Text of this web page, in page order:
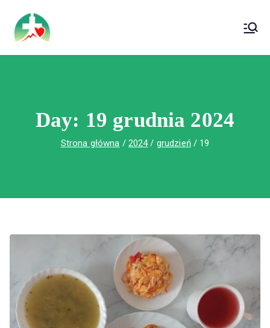
treści
Wojewódzki Szpital Specjalistyczny im.
Św. Rafała w Czerwonej Górze
Day: 19 grudnia 2024
Strona główna 2024 grudzień 19